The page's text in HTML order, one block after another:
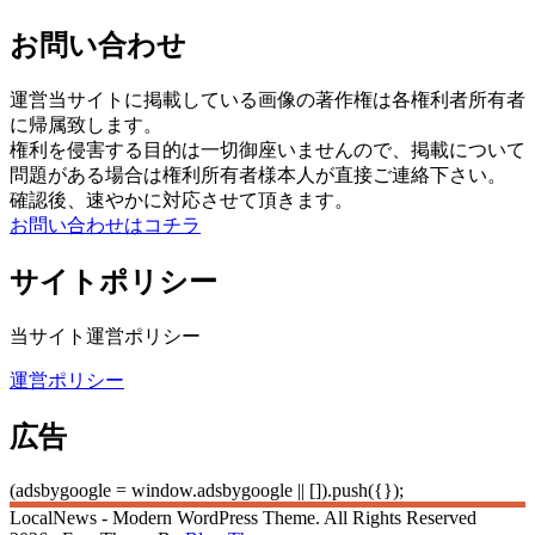
お問い合わせ
運営当サイトに掲載している画像の著作権は各権利者所有者
に帰属致します。
権利を侵害する目的は一切御座いませんので、掲載について
問題がある場合は権利所有者様本人が直接ご連絡下さい。
確認後、速やかに対応させて頂きます。
お問い合わせはコチラ
サイトポリシー
当サイト運営ポリシー
運営ポリシー
広告
(adsbygoogle = window.adsbygoogle || []).push({});
LocalNews - Modern WordPress Theme. All Rights Reserved